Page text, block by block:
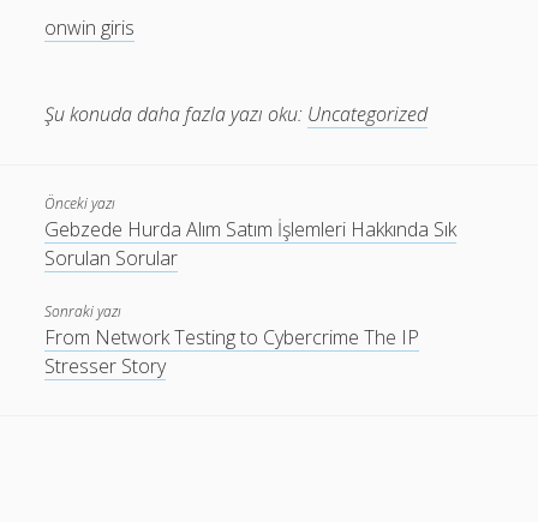
onwin giris
Şu konuda daha fazla yazı oku: Uncategorized
Önceki yazı
Gebzede Hurda Alım Satım İşlemleri Hakkında Sık
Sorulan Sorular
Sonraki yazı
From Network Testing to Cybercrime The IP
Stresser Story